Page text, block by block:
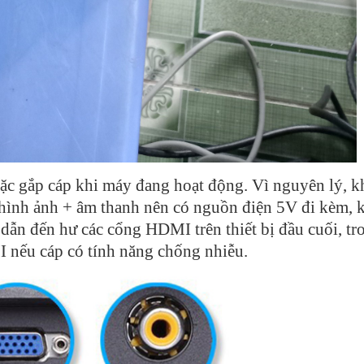
gắp cáp khi máy đang hoạt động. Vì nguyên lý,
ảnh + âm thanh nên có nguồn điện 5V đi kèm,
đến hư các cổng HDMI trên thiết bị đầu cuối,
cáp có tính năng chống nhiễu.